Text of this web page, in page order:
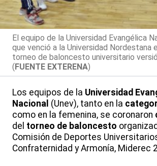
El equipo de la Universidad Evangélica
que venció a la Universidad Nordestana
torneo de baloncesto universitario
(FUENTE EXTERENA)
Los equipos de la Universidad
Nacional (Unev), tanto en la
como en la femenina, se coronaron
del torneo de baloncesto
Comisión de Deportes
Confraternidad y Armonía, Miderec